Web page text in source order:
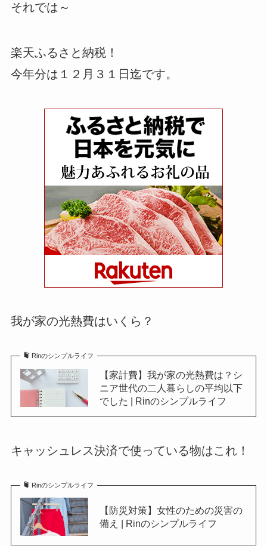
それでは～
楽天ふるさと納税！
今年分は１２月３１日迄です。
我が家の光熱費はいくら？
Rinのシンプルライフ
【家計費】我が家の光熱費は？シ
ニア世代の二人暮らしの平均以下
でした | Rinのシンプルライフ
キャッシュレス決済で使っている物はこれ！
Rinのシンプルライフ
【防災対策】女性のための災害の
備え | Rinのシンプルライフ